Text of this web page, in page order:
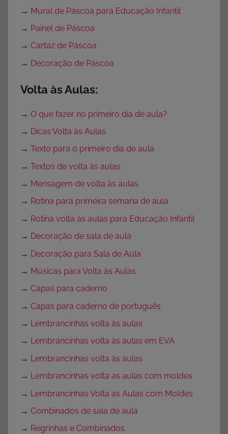
→ Mural de Páscoa para Educação Infantil
→ Painel de Páscoa
→ Cartaz de Páscoa
→ Decoração de Páscoa
Volta às Aulas:
→ O que fazer no primeiro dia de aula?
→ Dicas Volta às Aulas
→ Texto para o primeiro dia de aula
→ Textos de volta às aulas
→ Mensagem de volta às aulas
→ Rotina para primeira semana de aula
→ Rotina volta às aulas para Educação Infantil
→ Decoração de sala de aula
→ Decoração para Sala de Aula
→ Músicas para Volta às Aulas
→ Capas para caderno
→ Capas para caderno de português
→ Lembrancinhas volta às aulas
→ Lembrancinhas volta às aulas em EVA
→ Lembrancinhas volta às aulas
→ Lembrancinhas volta as aulas com moldes
→ Lembrancinhas Volta as Aulas com Moldes
→ Combinados de sala de aula
→ Regrinhas e Combinados